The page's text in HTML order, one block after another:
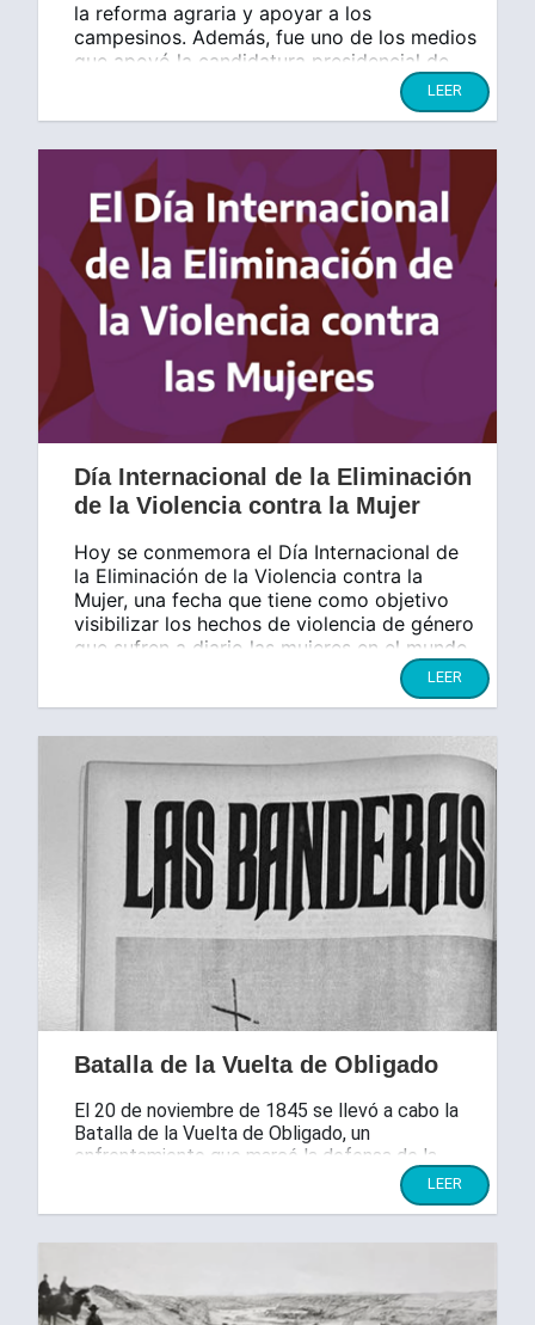
la reforma agraria y apoyar a los
campesinos. Además, fue uno de los medios
que apoyó la candidatura presidencial de
LEER
Día Internacional de la Eliminación
de la Violencia contra la Mujer
Hoy se conmemora el Día Internacional de
la Eliminación de la Violencia contra la
Mujer, una fecha que tiene como objetivo
visibilizar los hechos de violencia de género
que sufren a diario las mujeres en el mundo
LEER
Batalla de la Vuelta de Obligado
El 20 de noviembre de 1845 se llevó a cabo la
Batalla de la Vuelta de Obligado, un
enfrentamiento que marcó la defensa de la
independencia y la soberanía de nuestro país.
LEER